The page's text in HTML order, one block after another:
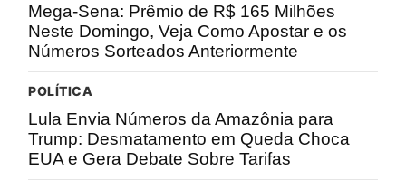
Mega-Sena: Prêmio de R$ 165 Milhões
Neste Domingo, Veja Como Apostar e os
Números Sorteados Anteriormente
POLÍTICA
Lula Envia Números da Amazônia para
Trump: Desmatamento em Queda Choca
EUA e Gera Debate Sobre Tarifas